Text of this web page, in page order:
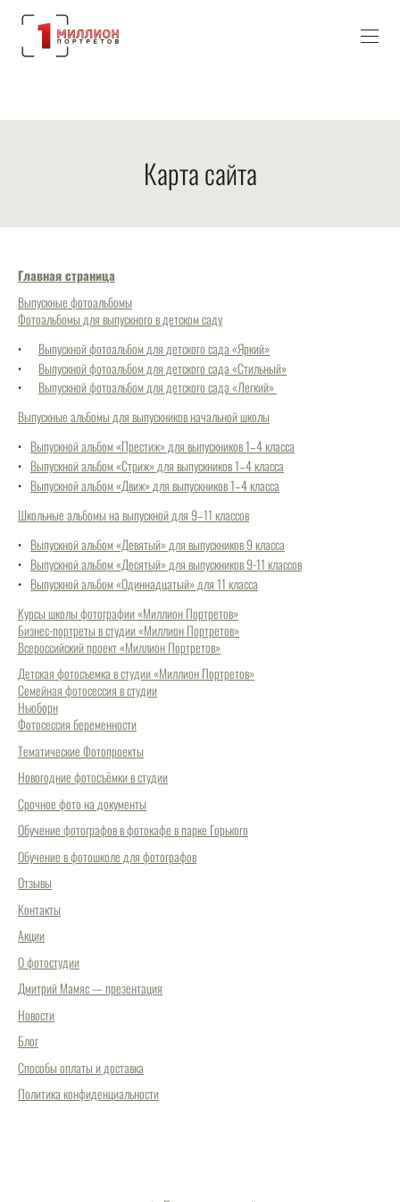
Карта сайта
Главная страница
Выпускные фотоальбомы
Фотоальбомы для выпускного в детском саду
Выпускной фотоальбом для детского сада «Яркий»
Выпускной фотоальбом для детского сада «Стильный»
Выпускной фотоальбом для детского сада «Легкий»
Выпускные альбомы для выпускников начальной школы
Выпускной альбом «Престиж» для выпускников 1–4 класса
Выпускной альбом «Стриж» для выпускников 1–4 класса
Выпускной альбом «Движ» для выпускников 1–4 класса
Школьные альбомы на выпускной для 9–11 классов
Выпускной альбом «Девятый» для выпускников 9 класса
Выпускной альбом «Десятый» для выпускников 9-11 классов
Выпускной альбом «Одиннадцатый» для 11 класса
Курсы школы фотографии «Миллион Портретов»
Бизнес-портреты в студии «Миллион Портретов»
Всероссийский проект «Миллион Портретов»
Детская фотосъемка в студии «Миллион Портретов»
Семейная фотосессия в студии
Ньюборн
Фотосессия беременности
Тематические Фотопроекты
Новогодние фотосъёмки в студии
Срочное фото на документы
Обучение фотографов в фотокафе в парке Горького
Обучение в фотошколе для фотографов
Отзывы
Контакты
Акции
О фотостудии
Дмитрий Мамяс — презентация
Новости
Блог
Способы оплаты и доставка
Политика конфиденциальности